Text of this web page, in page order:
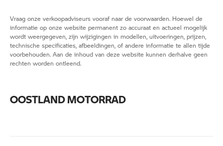
Vraag onze verkoopadviseurs vooraf naar de voorwaarden. Hoewel de
informatie op onze website permanent zo accuraat en actueel mogelijk
wordt weergegeven, zijn wijzigingen in modellen, uitvoeringen, prijzen,
technische specificaties, afbeeldingen, of andere informatie te allen tijde
voorbehouden. Aan de inhoud van deze website kunnen derhalve geen
rechten worden ontleend.
OOSTLAND MOTORRAD